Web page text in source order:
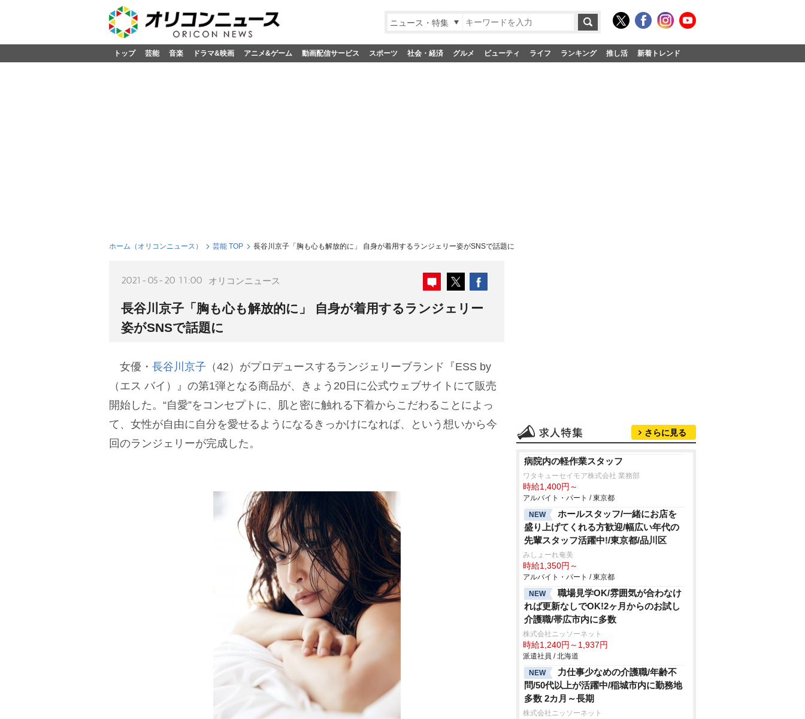
ニュース・特集
トップ 芸能 音楽 ドラマ&映画 アニメ&ゲーム 動画配信サービス スポーツ 社会・経済 グルメ ビューティ ライフ ランキング 推し活 新着トレンド
ホーム（オリコンニュース） 芸能 TOP 長谷川京子「胸も心も解放的に」 自身が着用するランジェリー姿がSNSで話題に
2021-05-20 11:00 オリコンニュース
長谷川京子「胸も心も解放的に」 自身が着用するランジェリー
姿がSNSで話題に
女優・ 長谷川京子 （42）がプロデュースするランジェリーブランド『ESS by
（エス バイ）』の第1弾となる商品が、きょう20日に公式ウェブサイトにて販売
開始した。“自愛”をコンセプトに、肌と密に触れる下着からこだわることによっ
て、女性が自由に自分を愛せるようになるきっかけになれば、という想いから今
回のランジェリーが完成した。
さらに見る
病院内の軽作業スタッフ
ワタキューセイモア株式会社 業務部
時給1,400円～
アルバイト・パート / 東京都
NEW
ホールスタッフ/一緒にお店を
盛り上げてくれる方歓迎/幅広い年代の
先輩スタッフ活躍中!/東京都/品川区
みしょーれ奄美
時給1,350円～
アルバイト・パート / 東京都
NEW
職場見学OK/雰囲気が合わなけ
れば更新なしでOK!2ヶ月からのお試し
介護職/帯広市内に多数
株式会社ニッソーネット
時給1,240円～1,937円
派遣社員 / 北海道
NEW
力仕事少なめの介護職/年齢不
問/50代以上が活躍中/稲城市内に勤務地
多数 2カ月～長期
株式会社ニッソーネット